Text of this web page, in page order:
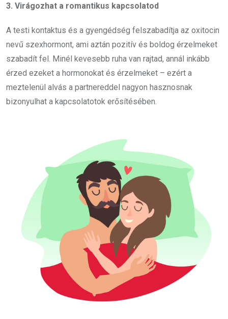
3. Virágozhat a romantikus kapcsolatod
A testi kontaktus és a gyengédség felszabadítja az oxitocin
nevű szexhormont, ami aztán pozitív és boldog érzelmeket
szabadít fel. Minél kevesebb ruha van rajtad, annál inkább
érzed ezeket a hormonokat és érzelmeket – ezért a
meztelenül alvás a partnereddel nagyon hasznosnak
bizonyulhat a kapcsolatotok erősítésében.